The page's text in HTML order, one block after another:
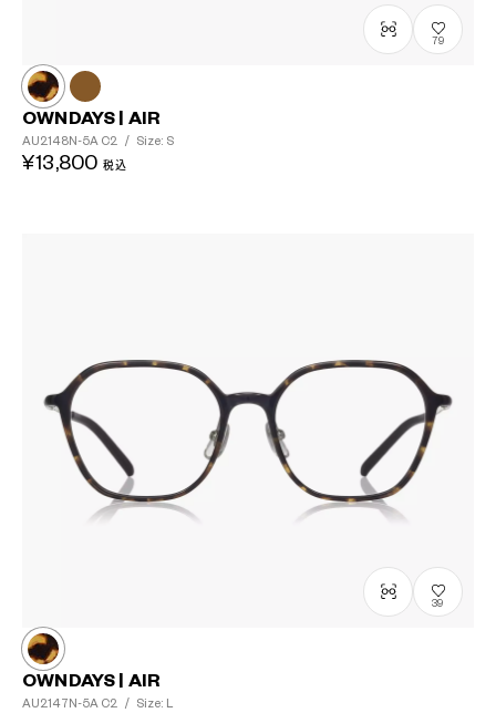
79
OWNDAYS | AIR
AU2148N-5A C2 / Size: S
¥13,800 税込
39
OWNDAYS | AIR
AU2147N-5A C2 / Size: L